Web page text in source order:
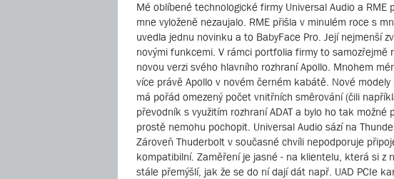
Mé oblíbené technologické firmy Universal Audio a
mne vyloženě nezaujalo. RME přišla v minulém roce s
uvedla jednu novinku a to BabyFace Pro. Její nejmenší
novými funkcemi. V rámci portfolia firmy to
novou verzi svého hlavního rozhraní Apollo. Mnohem
více právě Apollo v novém černém kabátě. Nové
má pořád omezený počet vnitřních směrování (čili
převodník s využitím rozhraní ADAT a bylo ho tak
prostě nemohu pochopit. Universal Audio sází na
Zároveň Thuderbolt v současné chvíli nepodporuje
kompatibilní. Zaměření je jasné - na klientelu, která si z
stále přemýšlí, jak že se do ní dají dát např. UAD PCIe